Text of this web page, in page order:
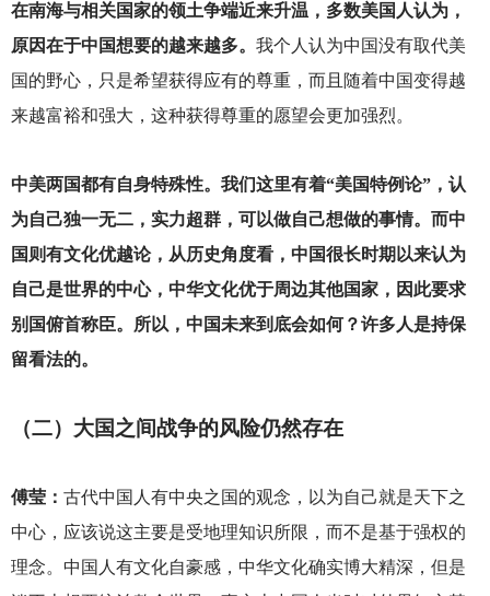
在南海与相关国家的领土争端近来升温，多数美国人认为，
原因在于中国想要的越来越多。 我个人认为中国没有取代美
国的野心，只是希望获得应有的尊重，而且随着中国变得越
来越富裕和强大，这种获得尊重的愿望会更加强烈。
中美两国都有自身特殊性。我们这里有着“美国特例论”，认
为自己独一无二，实力超群，可以做自己想做的事情。而中
国则有文化优越论，从历史角度看，中国很长时期以来认为
自己是世界的中心，中华文化优于周边其他国家，因此要求
别国俯首称臣。所以，中国未来到底会如何？许多人是持保
留看法的。
（二）大国之间战争的风险仍然存在
傅莹： 古代中国人有中央之国的观念，以为自己就是天下之
中心，应该说这主要是受地理知识所限，而不是基于强权的
理念。中国人有文化自豪感，中华文化确实博大精深，但是